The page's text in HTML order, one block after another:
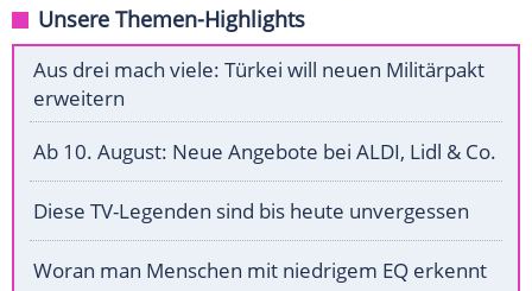
Unsere Themen-Highlights
Aus drei mach viele: Türkei will neuen Militärpakt
erweitern
Ab 10. August: Neue Angebote bei ALDI, Lidl & Co.
Diese TV-Legenden sind bis heute unvergessen
Woran man Menschen mit niedrigem EQ erkennt